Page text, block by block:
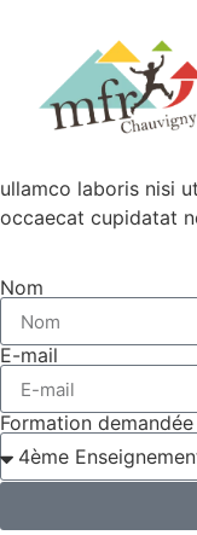
Faire une
Lorem ipsum dolor
ullamco laboris nisi
occaecat cupidatat
Nom
E-mail
Formation demandée